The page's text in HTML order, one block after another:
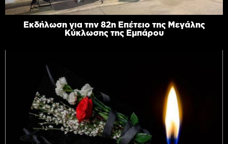
Εκδήλωση για την 82η Επέτειο της Μεγάλης
Κύκλωσης της Εμπάρου